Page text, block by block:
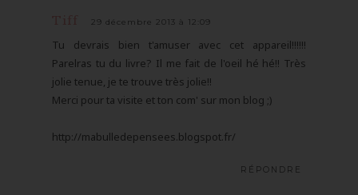
29 décembre 2013 à 12:09
Tu devrais bien t'amuser avec cet appareil!!!!!!
Parelras tu du livre? Il me fait de l'oeil hé hé!! Très
jolie tenue, je te trouve très jolie!!
Merci pour ta visite et ton com' sur mon blog ;)
http://mabulledepensees.blogspot.fr/
RÉPONDRE